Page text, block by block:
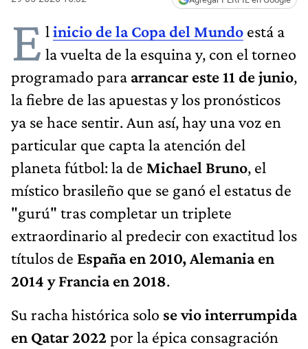
E l inicio de la Copa del Mundo está a
la vuelta de la esquina y, con el torneo
programado para arrancar este11 de junio,
la fiebre de las apuestas y los pronósticos
ya se hace sentir. Aun así, hay una voz en
particular que capta la atención del
planeta fútbol: la de Michael Bruno, el
místico brasileño que se ganó el estatus de
"gurú" tras completar un triplete
extraordinario al predecir con exactitud los
títulos de España en 2010, Alemania en
2014 y Francia en 2018.
Su racha histórica solo se vio interrumpida
en Qatar 2022por la épica consagración